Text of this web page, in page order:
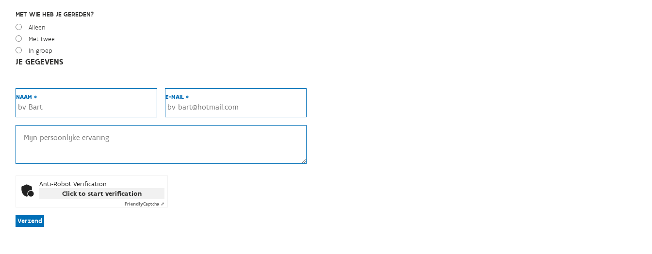
MET WIE HEB JE GEREDEN?
Alleen
Met twee
In groep
JE GEGEVENS
NAAM * E-MAIL *
Anti-Robot Verification
Click to start verification
FriendlyCaptcha ⇗
Verzend